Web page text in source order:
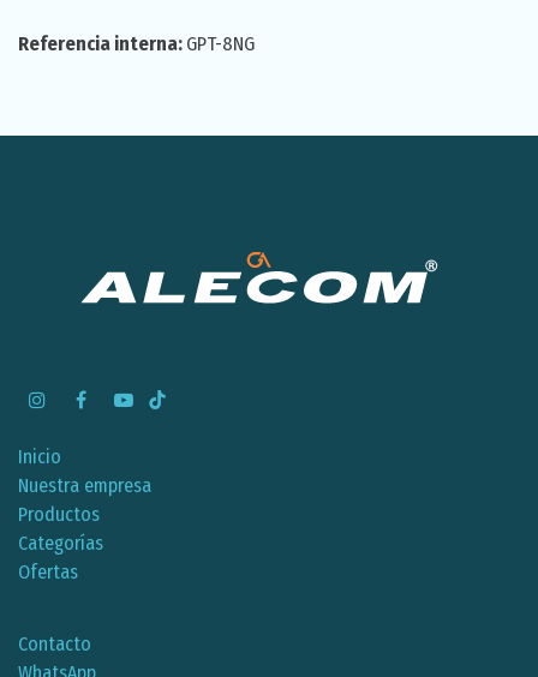
Referencia interna: GPT-8NG
Inicio
Nuestra empresa
Productos
Categorías
Ofertas
Contacto